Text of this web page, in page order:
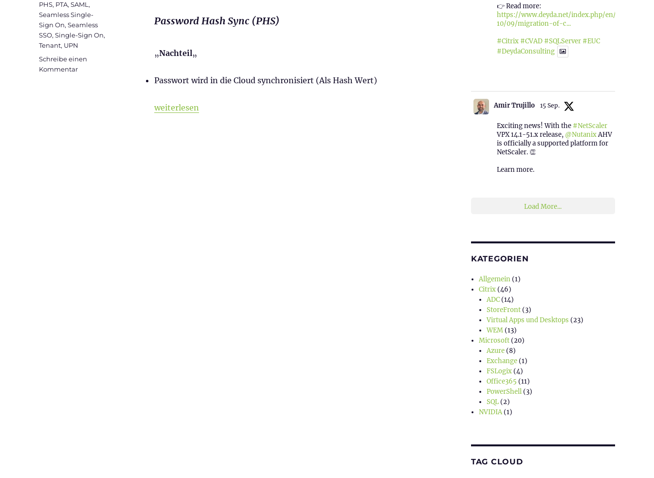
Password Hash Sync (PHS)
„Nachteil„
Passwort wird in die Cloud synchronisiert (Als Hash Wert)
„Aktivierung von Azure AD Seamless Single Sign-On“
weiterlesen
PHS, PTA,SAML,
Seamless Single-
Sign On,Seamless
SSO,Single-Sign On,
Tenant, UPN
Schreibe einen
Kommentarzu
👉 Read more:
https://www.deyda.net/index.php/en/2025/
10/09/migration-of-c...
#Citrix #CVAD #SQLServer #EUC
#DeydaConsulting
Amir Trujillo 15 Sep.
Exciting news! With the #NetScaler
VPX 14.1-51.x release, @NutanixAHV
is officially a supported platform for
NetScaler. 👏
Learn more.
Load More...
KATEGORIEN
Allgemein(1)
Citrix(46)
ADC(14)
StoreFront(3)
Virtual Apps und Desktops (23)
WEM(13)
Microsoft(20)
Azure(8)
Exchange(1)
FSLogix(4)
Office365 (11)
PowerShell(3)
SQL(2)
NVIDIA(1)
TAG CLOUD